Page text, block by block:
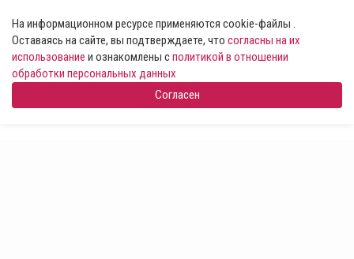
На информационном ресурсе применяются cookie-файлы .
Оставаясь на сайте, вы подтверждаете, что согласны на их
использование и ознакомлены сполитикой в отношении
обработки персональных данных
Согласен